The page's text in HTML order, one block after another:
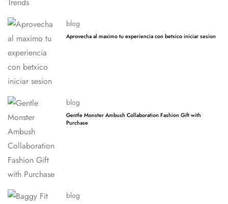
blog
Aprovecha al maximo tu experiencia con betxico iniciar sesion
blog
Gentle Monster Ambush Collaboration Fashion Gift with
Purchase
blog